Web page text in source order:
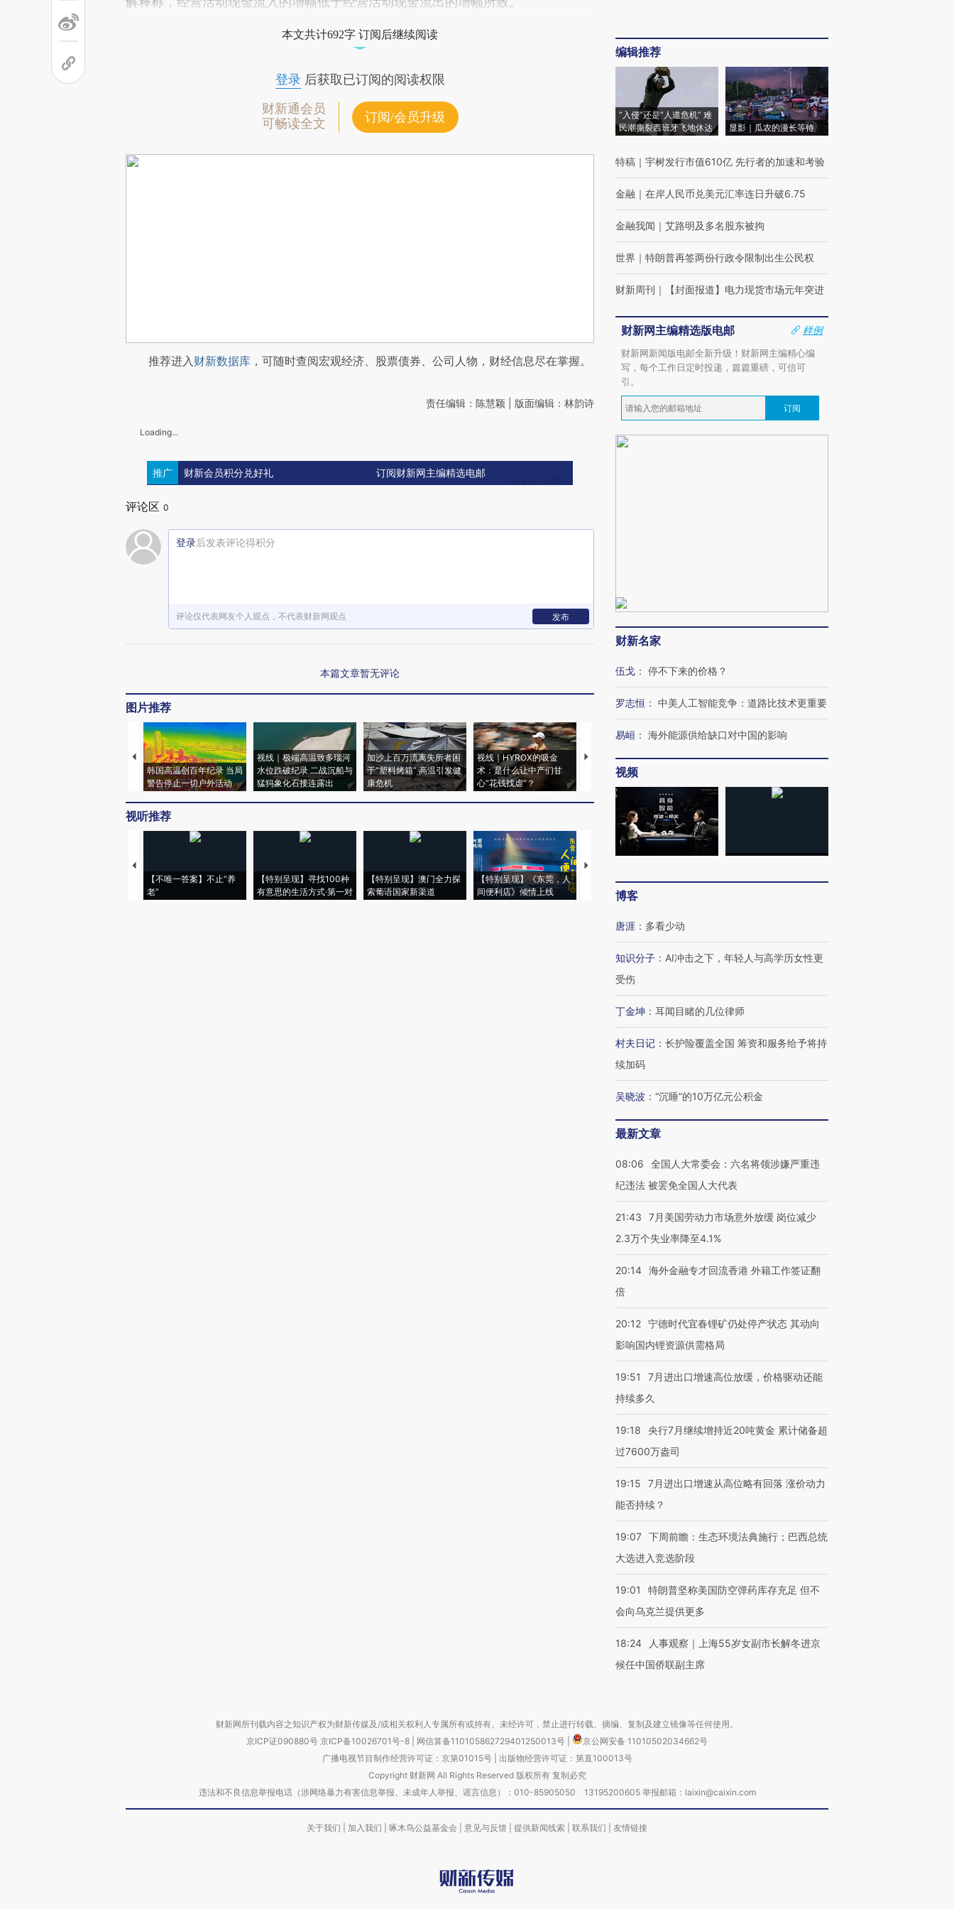
本文共计692字 订阅后继续阅读
登录后获取已订阅的阅读权限
财新通会员
可畅读全文
订阅/会员升级
推荐进入财新数据库 ，可随时查阅宏观经济、股票债券、公司人物，财经信息尽在掌握。
责任编辑：陈慧颖 | 版面编辑：林韵诗
Loading...
推广 财新会员积分兑好礼 订阅财新网主编精选电邮
评论区 0
登录后发表评论得积分
评论仅代表网友个人观点，不代表财新网观点 发布
本篇文章暂无评论
图片推荐
韩国高温创百年纪录 当局
警告停止一切户外活动
视线｜极端高温致多瑙河
水位跌破纪录 二战沉船与
猛犸象化石接连露出
加沙上百万流离失所者困
于“塑料烤箱” 高温引发健
康危机
视线｜HYROX的吸金
术：是什么让中产们甘
心“花钱找虐”？
马航飞行员跨国走私7万
粒摇头丸 尿检体内含3种
视线｜被称为“蟑螂”的印
视线｜“入侵”还是“人道危
视听推荐
【不唯一答案】不止“养
老”
【特别呈现】寻找100种
有意思的生活方式·第一对
【特别呈现】澳门全力探
索葡语国家新渠道
【特别呈现】《东莞，人
间便利店》倾情上线
【推广】走进第四届链博
会，让数智科技“链”接产
【特别呈现】寻找100种
CFO：不靠规模取胜，华
编辑推荐
“入侵”还是“人道危机” 难
民潮撕裂西班牙飞地休达
显影｜瓜农的漫长等待
特稿 ｜ 宇树发行市值610亿 先行者的加速和考验
金融 ｜ 在岸人民币兑美元汇率连日升破6.75
金融我闻 ｜ 艾路明及多名股东被拘
世界 ｜ 特朗普再签两份行政令限制出生公民权
财新周刊 ｜ 【封面报道】电力现货市场元年突进
财新网主编精选版电邮
样例
财新网新闻版电邮全新升级！财新网主编精心编
写，每个工作日定时投递，篇篇重磅，可信可
引。
订阅
财新名家
伍戈 ： 停不下来的价格？
罗志恒 ： 中美人工智能竞争：道路比技术更重要
易峘 ： 海外能源供给缺口对中国的影响
视频
博客
唐涯 ： 多看少动
知识分子 ： AI冲击之下，年轻人与高学历女性更
受伤
丁金坤 ： 耳闻目睹的几位律师
村夫日记 ： 长护险覆盖全国 筹资和服务给予将持
续加码
吴晓波 ： “沉睡”的10万亿元公积金
最新文章
08:06
全国人大常委会：六名将领涉嫌严重违
纪违法 被罢免全国人大代表
21:43
7月美国劳动力市场意外放缓 岗位减少
2.3万个失业率降至4.1%
20:14 海外金融专才回流香港 外籍工作签证翻
倍
20:12 宁德时代宜春锂矿仍处停产状态 其动向
影响国内锂资源供需格局
19:51
7月进出口增速高位放缓，价格驱动还能
持续多久
19:18
央行7月继续增持近20吨黄金 累计储备超
过7600万盎司
19:15
7月进出口增速从高位略有回落 涨价动力
能否持续？
19:07 下周前瞻：生态环境法典施行；巴西总统
大选进入竞选阶段
19:01
特朗普坚称美国防空弹药库存充足 但不
会向乌克兰提供更多
18:24
人事观察｜上海55岁女副市长解冬进京
候任中国侨联副主席
财新网所刊载内容之知识产权为财新传媒及/或相关权利人专属所有或持有。未经许可，禁止进行转载、摘编、复制及建立镜像等任何使用。
京ICP证090880号 京ICP备10026701号-8 网信算备110105862729401250013号
京公网安备 11010502034662号
广播电视节目制作经营许可证：京第01015号| 出版物经营许可证：第直100013号
Copyright 财新网 All Rights Reserved 版权所有 复制必究
违法和不良信息举报电话（涉网络暴力有害信息举报、未成年人举报、谣言信息）：010-85905050 13195200605 举报邮箱：laixin@caixin.com
关于我们 加入我们 啄木鸟公益基金会 意见与反馈 提供新闻线索 联系我们 友情链接